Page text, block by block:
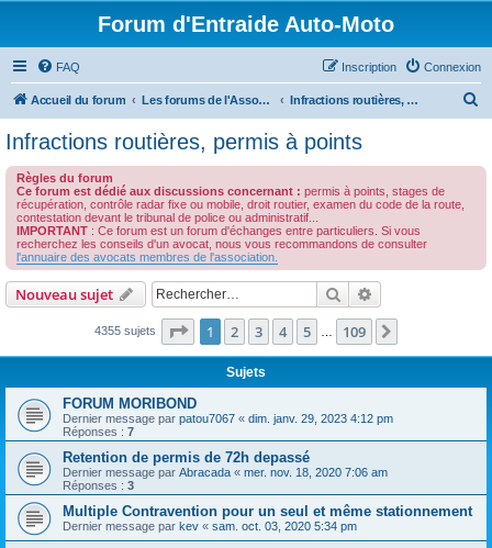
Forum d'Entraide Auto-Moto
FAQ Connexion
Inscription
Accueil du forum Les forums de l'Association des Avocats de l'Automobile Infractions routières, permis à points
Infractions routières, permis à points
Règles du forum
Ce forum est dédié aux discussions concernant : permis à points, stages de
récupération, contrôle radar fixe ou mobile, droit routier, examen du code de la route,
contestation devant le tribunal de police ou administratif...
IMPORTANT : Ce forum est un forum d'échanges entre particuliers. Si vous
recherchez les conseils d'un avocat, nous vous recommandons de consulter
l'annuaire des avocats membres de l'association.
Nouveau sujet Rechercher
4355 sujets Page 1sur109
1 2 3 4 5 109
Sujets
FORUM MORIBOND
Dernier message par patou7067 « dim. janv. 29, 2023 4:12 pm
Réponses : 7
Retention de permis de 72h depassé
Dernier message par Abracada « mer. nov. 18, 2020 7:06 am
Réponses : 3
Multiple Contravention pour un seul et même stationnement
Dernier message par kev « sam. oct. 03, 2020 5:34 pm